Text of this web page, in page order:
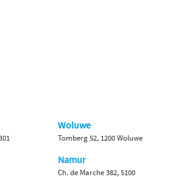
Woluwe
Tomberg 52, 1200 Woluwe
Namur
Ch. de Marche 382, 5100